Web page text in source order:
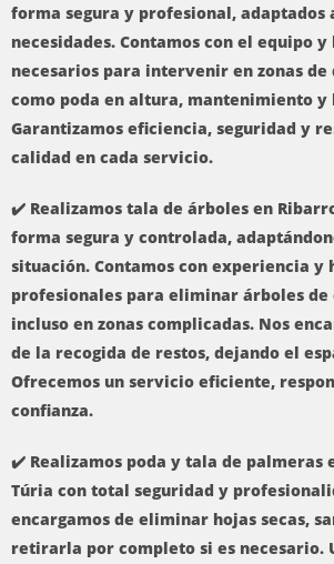
forma segura y profesional, adaptados
necesidades. Contamos con el equipo
necesarios para intervenir en zonas
como poda en altura, mantenimiento y
Garantizamos eficiencia, seguridad y
calidad en cada servicio.
✔️ Realizamos tala de árboles en
forma segura y controlada,
situación. Contamos con experiencia y
profesionales para eliminar árboles
incluso en zonas complicadas. Nos
de la recogida de restos, dejando el
Ofrecemos un servicio eficiente,
confianza.
✔️ Realizamos poda y tala de palmeras
Túria con total seguridad y
encargamos de eliminar hojas secas,
retirarla por completo si es necesario.